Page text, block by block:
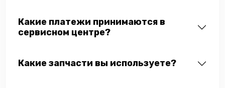
Какие платежи принимаются в
сервисном центре?
Какие запчасти вы используете?